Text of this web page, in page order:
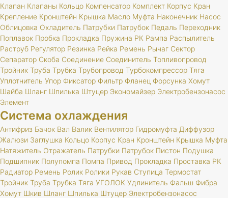
Клапан Клапаны Кольцо Компенсатор Комплект Корпус Кран
Крепление Кронштейн Крышка Масло Муфта Наконечник Насос
Облицовка Охладитель Патрубки Патрубок Педаль Переходник
Поплавок Пробка Прокладка Пружина РК Рампа Распылитель
Раструб Регулятор Резинка Рейка Ремень Рычаг Сектор
Сепаратор Скоба Соединение Соединитель Топливопровод
Тройник Труба Трубка Трубопровод Турбокомпрессор Тяга
Уплотнитель Упор Фиксатор Фильтр Фланец Форсунка Хомут
Шайба Шланг Шпилька Штуцер Экономайзер Электробензонасос
Элемент
Система охлаждения
Антифриз Бачок Вал Валик Вентилятор Гидромуфта Диффузор
Жалюзи Заглушка Кольцо Корпус Кран Кронштейн Крышка Муфта
Натяжитель Отражатель Патрубки Патрубок Пистон Подушка
Подшипник Полупомпа Помпа Привод Прокладка Проставка РК
Радиатор Ремень Ролик Ролики Рукав Ступица Термостат
Тройник Труба Трубка Тяга УГОЛОК Удлинитель Фальш Фибра
Хомут Шкив Шланг Шпилька Штуцер Электробензонасос